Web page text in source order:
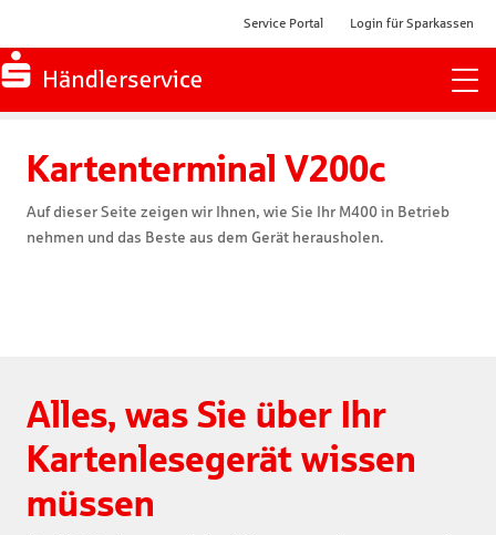
Service Portal Login für Sparkassen
Kartenterminal V200c
Auf dieser Seite zeigen wir Ihnen, wie Sie Ihr M400 in Betrieb
nehmen und das Beste aus dem Gerät herausholen.
Alles, was Sie über Ihr
Kartenlesegerät wissen
müssen